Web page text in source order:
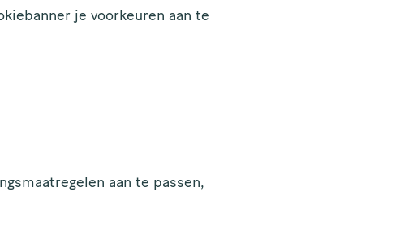
je voorkeuren aan te
aan te passen,